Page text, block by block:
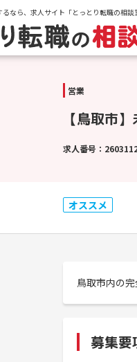
なら、求人サイト「とっとり転職の相談
営業
【鳥取市
求人番号：
オススメ
鳥取市内の
募集要